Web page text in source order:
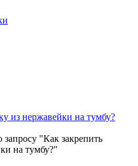
из нержавейки на тумбу?
запросу "Как закрепить
на тумбу?"